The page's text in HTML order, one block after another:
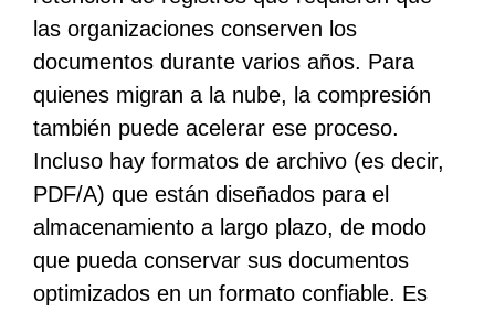
las organizaciones conserven los
documentos durante varios años. Para
quienes migran a la nube, la compresión
también puede acelerar ese proceso.
Incluso hay formatos de archivo (es decir,
PDF/A) que están diseñados para el
almacenamiento a largo plazo, de modo
que pueda conservar sus documentos
optimizados en un formato confiable. Es